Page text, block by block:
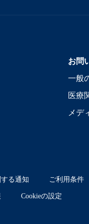
お問
一般
医療
メデ
る通知 ご利用条件
Cookieの設定